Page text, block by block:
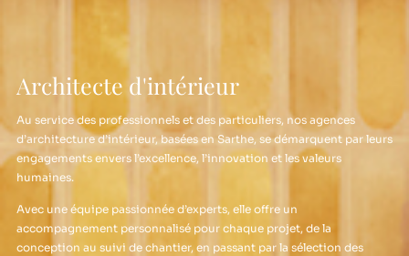
Architecte d'intérieur
Au service des professionnels et des particuliers, nos agences
d’architecture d’intérieur, basées en Sarthe, se démarquent par leurs
engagements envers l’excellence, l’innovation et les valeurs
humaines.
Avec une équipe passionnée d’experts, elle offre un
accompagnement personnalisé pour chaque projet, de la
conception au suivi de chantier, en passant par la sélection des